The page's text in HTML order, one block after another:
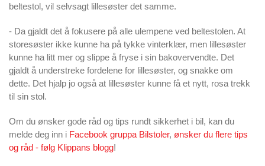
beltestol, vil selvsagt lillesøster det samme.
- Da gjaldt det å fokusere på alle ulempene ved beltestolen. At
storesøster ikke kunne ha på tykke vinterklær, men lillesøster
kunne ha litt mer og slippe å fryse i sin bakovervendte. Det
gjaldt å understreke fordelene for lillesøster, og snakke om
dette. Det hjalp jo også at lillesøster kunne få et nytt, rosa trekk
til sin stol.
Om du ønsker gode råd og tips rundt sikkerhet i bil, kan du
melde deg inn i Facebook gruppa Bilstoler, ønsker du flere tips
og råd - følg Klippans blogg!